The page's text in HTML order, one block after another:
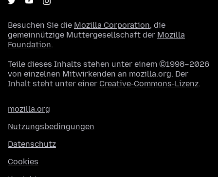
Besuchen Sie die Mozilla Corporation, die
gemeinnützige Muttergesellschaft der Mozilla
Foundation.
Teile dieses Inhalts stehen unter einem ©1998–2026
von einzelnen Mitwirkenden an mozilla.org. Der
Inhalt steht unter einer Creative-Commons-Lizenz.
mozilla.org
Nutzungsbedingungen
Datenschutz
Cookies